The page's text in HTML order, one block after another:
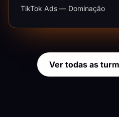
TikTok Ads — Dominação
Ver todas as